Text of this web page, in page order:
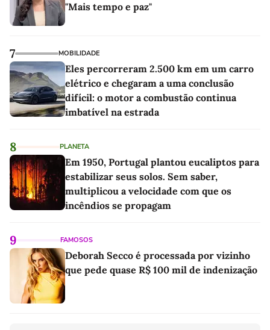
"Mais tempo e paz"
7 MOBILIDADE
Eles percorreram 2.500 km em um carro
elétrico e chegaram a uma conclusão
difícil: o motor a combustão continua
imbatível na estrada
8 PLANETA
Em 1950, Portugal plantou eucaliptos para
estabilizar seus solos. Sem saber,
multiplicou a velocidade com que os
incêndios se propagam
9 FAMOSOS
Deborah Secco é processada por vizinho
que pede quase R$ 100 mil de indenização